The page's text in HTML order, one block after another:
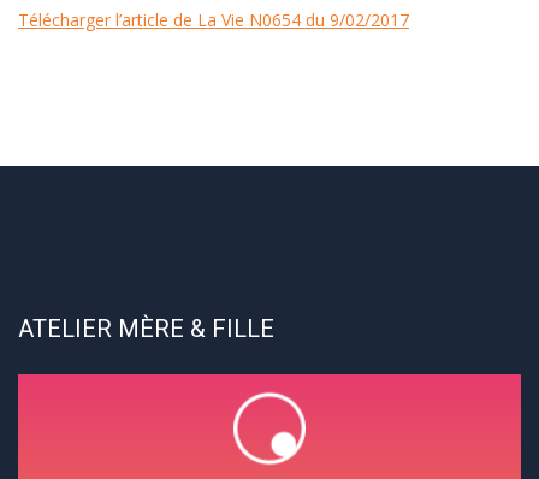
Télécharger l’article de La Vie N0654 du 9/02/2017
ATELIER MÈRE & FILLE